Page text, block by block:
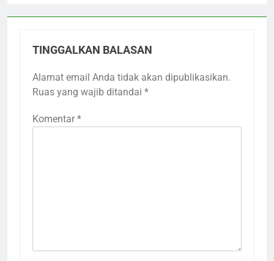
TINGGALKAN BALASAN
Alamat email Anda tidak akan dipublikasikan.
Ruas yang wajib ditandai *
Komentar *